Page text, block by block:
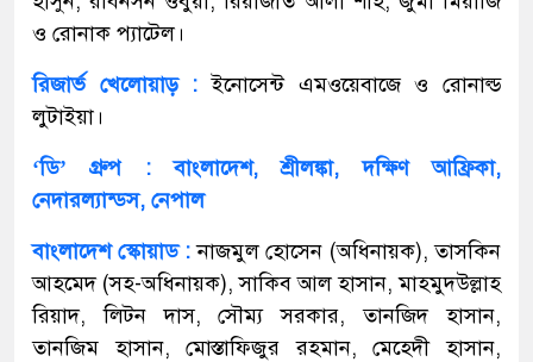
ও রোনাক প্যাটেল।
রিজার্ভ খেলোয়াড় : ইনোসেন্ট এমওয়েবাজে ও রোনাল্ড
লুটাইয়া।
‘ডি’ গ্রুপ : বাংলাদেশ, শ্রীলঙ্কা, দক্ষিণ আফ্রিকা,
নেদারল্যান্ডস, নেপাল
বাংলাদেশ স্কোয়াড :নাজমুল হোসেন (অধিনায়ক), তাসকিন
আহমেদ (সহ-অধিনায়ক), সাকিব আল হাসান, মাহমুদউল্লাহ
রিয়াদ, লিটন দাস, সৌম্য সরকার, তানজিদ হাসান,
তানজিম হাসান, মোস্তাফিজুর রহমান, মেহেদী হাসান,